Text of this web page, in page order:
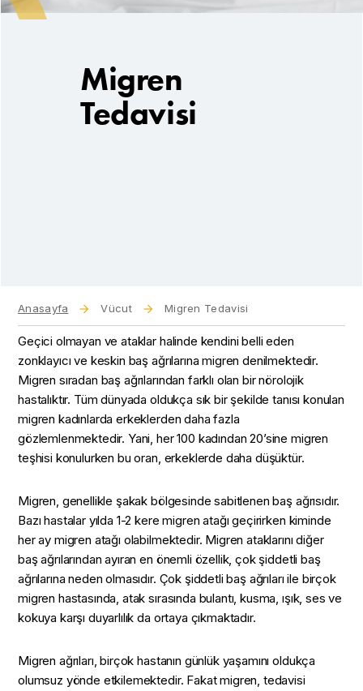
Migren
Tedavisi
Anasayfa Vücut Migren Tedavisi
Geçici olmayan ve ataklar halinde kendini belli eden
zonklayıcı ve keskin baş ağrılarına migren denilmektedir.
Migren sıradan baş ağrılarından farklı olan bir nörolojik
hastalıktır. Tüm dünyada oldukça sık bir şekilde tanısı konulan
migren kadınlarda erkeklerden daha fazla
gözlemlenmektedir. Yani, her 100 kadından 20’sine migren
teşhisi konulurken bu oran, erkeklerde daha düşüktür.
Migren, genellikle şakak bölgesinde sabitlenen baş ağrısıdır.
Bazı hastalar yılda 1-2 kere migren atağı geçirirken kiminde
her ay migren atağı olabilmektedir. Migren ataklarını diğer
baş ağrılarından ayıran en önemli özellik, çok şiddetli baş
ağrılarına neden olmasıdır. Çok şiddetli baş ağrıları ile birçok
migren hastasında, atak sırasında bulantı, kusma, ışık, ses ve
kokuya karşı duyarlılık da ortaya çıkmaktadır.
Migren ağrıları, birçok hastanın günlük yaşamını oldukça
olumsuz yönde etkilemektedir. Fakat migren, tedavisi